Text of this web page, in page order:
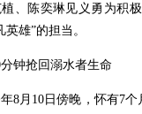
、陈奕琳见义勇为积
英雄”的担当。
抢回溺水者生命
月10日傍晚，怀有7个